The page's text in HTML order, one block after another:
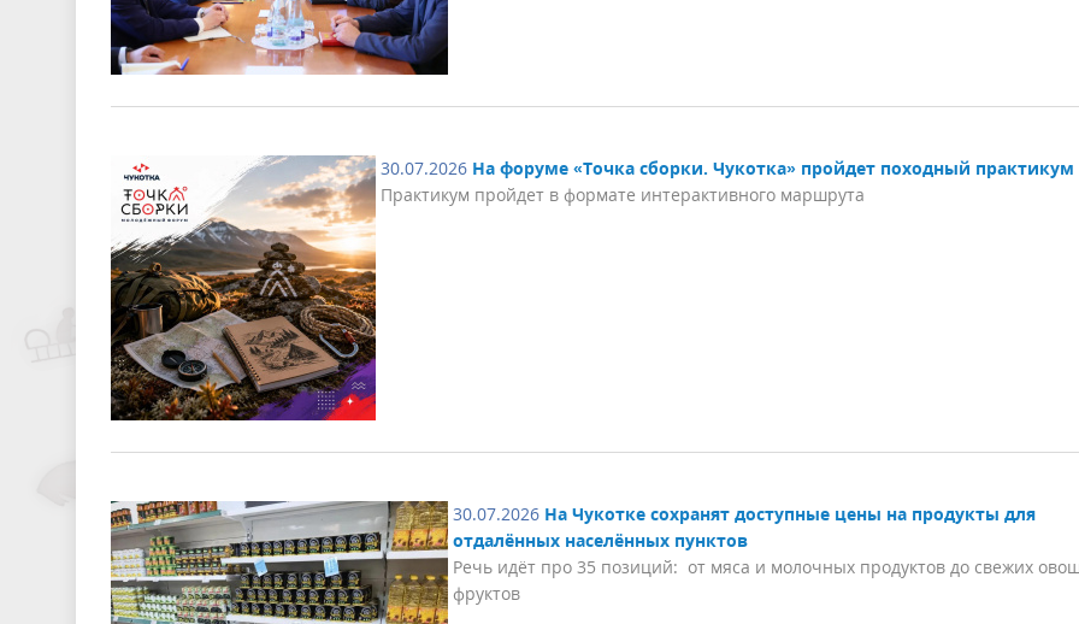
30.07.2026 На форуме «Точка сборки. Чукотка» пройдет походный практикум
Практикум пройдет в формате интерактивного маршрута
30.07.2026 На Чукотке сохранят доступные цены на продукты для
отдалённых населённых пунктов
Речь идёт про 35 позиций: от мяса и молочных продуктов до свежих
фруктов